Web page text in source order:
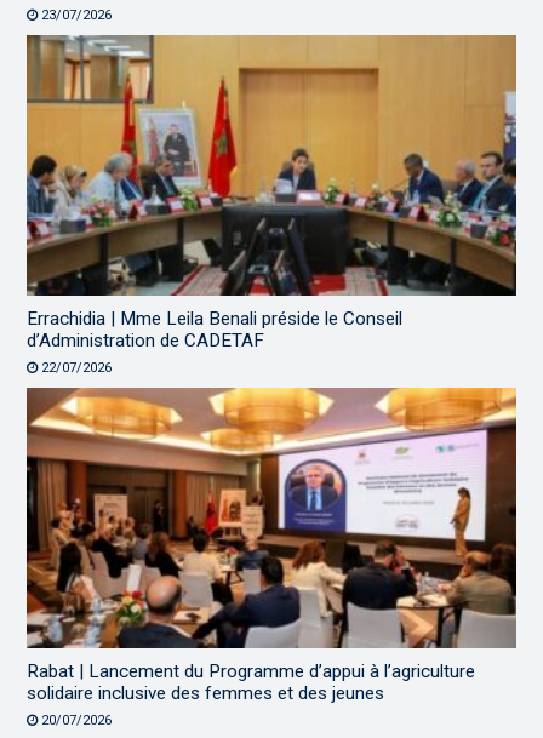
23/07/2026
Errachidia | Mme Leila Benali préside le Conseil
d’Administration de CADETAF
22/07/2026
Rabat | Lancement du Programme d’appui à l’agriculture
solidaire inclusive des femmes et des jeunes
20/07/2026